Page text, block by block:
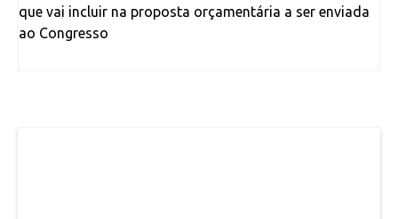
que vai incluir na proposta orçamentária a ser enviada
ao Congresso